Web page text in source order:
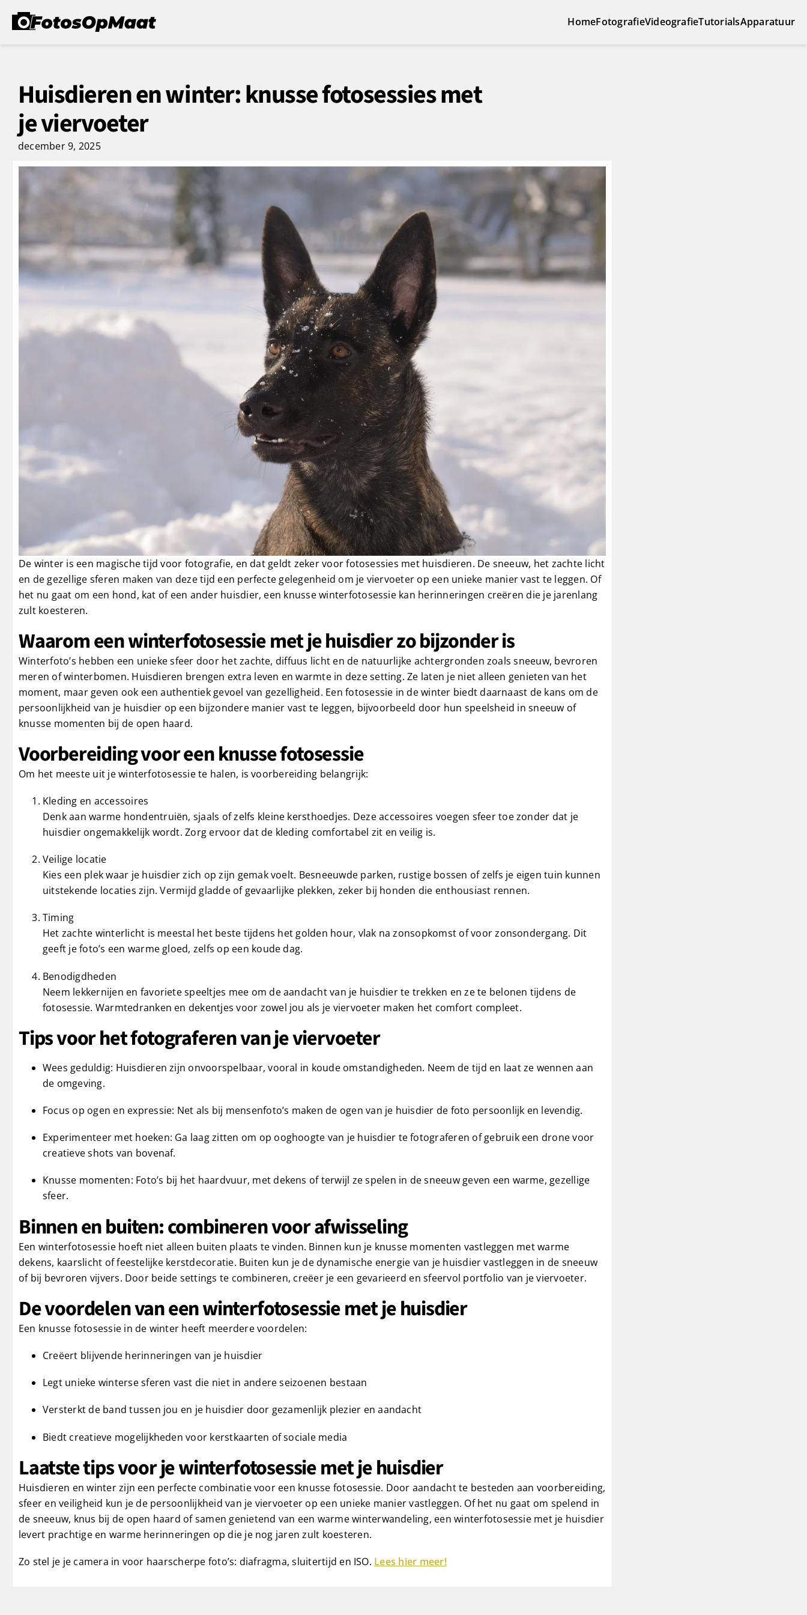
HomeFotografieVideografieTutorialsApparatuur
Huisdieren en winter: knusse fotosessies met
je viervoeter
december 9, 2025
De winter is een magische tijd voor fotografie, en dat geldt zeker voor fotosessies met huisdieren. De sneeuw, het zachte licht
en de gezellige sferen maken van deze tijd een perfecte gelegenheid om je viervoeter op een unieke manier vast te leggen. Of
het nu gaat om een hond, kat of een ander huisdier, een knusse winterfotosessie kan herinneringen creëren die je jarenlang
zult koesteren.
Waarom een winterfotosessie met je huisdier zo bijzonder is
Winterfoto’s hebben een unieke sfeer door het zachte, diffuus licht en de natuurlijke achtergronden zoals sneeuw, bevroren
meren of winterbomen. Huisdieren brengen extra leven en warmte in deze setting. Ze laten je niet alleen genieten van het
moment, maar geven ook een authentiek gevoel van gezelligheid. Een fotosessie in de winter biedt daarnaast de kans om de
persoonlijkheid van je huisdier op een bijzondere manier vast te leggen, bijvoorbeeld door hun speelsheid in sneeuw of
knusse momenten bij de open haard.
Voorbereiding voor een knusse fotosessie
Om het meeste uit je winterfotosessie te halen, is voorbereiding belangrijk:
Kleding en accessoires
Denk aan warme hondentruiën, sjaals of zelfs kleine kersthoedjes. Deze accessoires voegen sfeer toe zonder dat je
huisdier ongemakkelijk wordt. Zorg ervoor dat de kleding comfortabel zit en veilig is.
Veilige locatie
Kies een plek waar je huisdier zich op zijn gemak voelt. Besneeuwde parken, rustige bossen of zelfs je eigen tuin kunnen
uitstekende locaties zijn. Vermijd gladde of gevaarlijke plekken, zeker bij honden die enthousiast rennen.
Timing
Het zachte winterlicht is meestal het beste tijdens het golden hour, vlak na zonsopkomst of voor zonsondergang. Dit
geeft je foto’s een warme gloed, zelfs op een koude dag.
Benodigdheden
Neem lekkernijen en favoriete speeltjes mee om de aandacht van je huisdier te trekken en ze te belonen tijdens de
fotosessie. Warmtedranken en dekentjes voor zowel jou als je viervoeter maken het comfort compleet.
Tips voor het fotograferen van je viervoeter
Wees geduldig: Huisdieren zijn onvoorspelbaar, vooral in koude omstandigheden. Neem de tijd en laat ze wennen aan
de omgeving.
Focus op ogen en expressie: Net als bij mensenfoto’s maken de ogen van je huisdier de foto persoonlijk en levendig.
Experimenteer met hoeken: Ga laag zitten om op ooghoogte van je huisdier te fotograferen of gebruik een drone voor
creatieve shots van bovenaf.
Knusse momenten: Foto’s bij het haardvuur, met dekens of terwijl ze spelen in de sneeuw geven een warme, gezellige
sfeer.
Binnen en buiten: combineren voor afwisseling
Een winterfotosessie hoeft niet alleen buiten plaats te vinden. Binnen kun je knusse momenten vastleggen met warme
dekens, kaarslicht of feestelijke kerstdecoratie. Buiten kun je de dynamische energie van je huisdier vastleggen in de sneeuw
of bij bevroren vijvers. Door beide settings te combineren, creëer je een gevarieerd en sfeervol portfolio van je viervoeter.
De voordelen van een winterfotosessie met je huisdier
Een knusse fotosessie in de winter heeft meerdere voordelen:
Creëert blijvende herinneringen van je huisdier
Legt unieke winterse sferen vast die niet in andere seizoenen bestaan
Versterkt de band tussen jou en je huisdier door gezamenlijk plezier en aandacht
Biedt creatieve mogelijkheden voor kerstkaarten of sociale media
Laatste tips voor je winterfotosessie met je huisdier
Huisdieren en winter zijn een perfecte combinatie voor een knusse fotosessie. Door aandacht te besteden aan voorbereiding,
sfeer en veiligheid kun je de persoonlijkheid van je viervoeter op een unieke manier vastleggen. Of het nu gaat om spelend in
de sneeuw, knus bij de open haard of samen genietend van een warme winterwandeling, een winterfotosessie met je huisdier
levert prachtige en warme herinneringen op die je nog jaren zult koesteren.
Zo stel je je camera in voor haarscherpe foto’s: diafragma, sluitertijd en ISO. Lees hier meer!